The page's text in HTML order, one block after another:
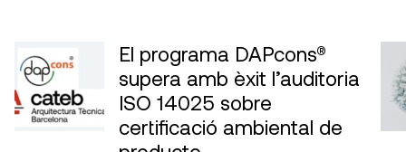
El programa DAPcons®
supera amb èxit l’auditoria
ISO 14025 sobre
certificació ambiental de